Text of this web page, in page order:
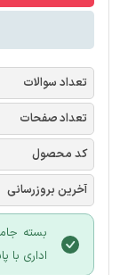
تعداد سوالات
تعداد صفحات
کد محصول
آخرین بروزرسانی
بسته
اداری با